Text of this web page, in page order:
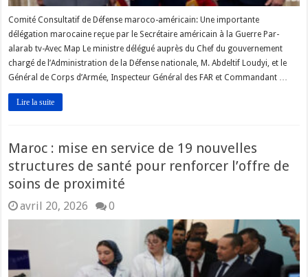
Comité Consultatif de Défense maroco-américain: Une importante
délégation marocaine reçue par le Secrétaire américain à la Guerre Par-
alarab tv-Avec Map Le ministre délégué auprès du Chef du gouvernement
chargé de l’Administration de la Défense nationale, M. Abdeltif Loudyi, et le
Général de Corps d’Armée, Inspecteur Général des FAR et Commandant …
Lire la suite
Maroc : mise en service de 19 nouvelles
structures de santé pour renforcer l’offre de
soins de proximité
avril 20, 2026 0